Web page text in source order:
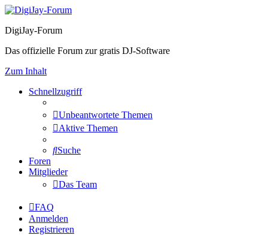
DigiJay-Forum
Das offizielle Forum zur gratis DJ-Software
Zum Inhalt
Schnellzugriff
Unbeantwortete Themen
Aktive Themen
Suche
Foren
Mitglieder
Das Team
FAQ
Anmelden
Registrieren